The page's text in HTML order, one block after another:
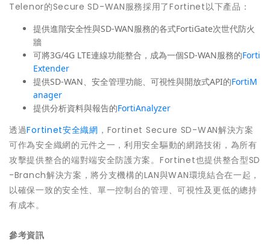
Telenor的Secure SD-WAN服務採用了Fortinet以下產品：
提供進階安全性與SD-WAN服務的各式FortiGate次世代防火
牆
可將3G/4G LTE連線功能整合，成為一個SD-WAN服務的Forti
Extender
提供SD-WAN、安全管理功能、可視性與開放式API的FortiM
anager
提供分析資料與報告的FortiAnalyzer
透過Fortinet安全織網 ，Fortinet Secure SD-WAN解決方案
可作為安全織網的元件之一，利用安全驅動的網路技術，為所有
攻擊提供整合的端對端安全防護方案。Fortinet也提供整合型SD
-Branch解決方案，將分支機構的LAN與WAN環境結合在一起，
以確保一致的安全性、單一控制台的管理、可視性及更低的總持
有成本。
參考資訊